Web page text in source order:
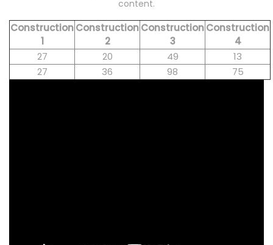
content.
Construction
1
Construction
2
Construction
3
Construction
4
27
20 49
13
27
36 98 75